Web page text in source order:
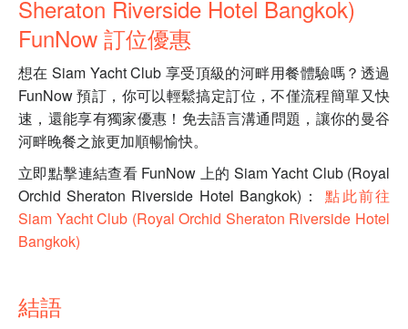
Sheraton Riverside Hotel Bangkok)
FunNow 訂位優惠
想在 Siam Yacht Club 享受頂級的河畔用餐體驗嗎？透過
FunNow 預訂，你可以輕鬆搞定訂位，不僅流程簡單又快
速，還能享有獨家優惠！免去語言溝通問題，讓你的曼谷
河畔晚餐之旅更加順暢愉快。
立即點擊連結查看 FunNow 上的 Siam Yacht Club (Royal
Orchid Sheraton Riverside Hotel Bangkok)：點此前往
Siam Yacht Club (Royal Orchid Sheraton Riverside Hotel
Bangkok)
結語